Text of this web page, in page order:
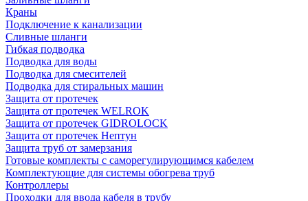
Краны
Подключение к канализации
Сливные шланги
Гибкая подводка
Подводка для воды
Подводка для смесителей
Подводка для стиральных машин
Защита от протечек
Защита от протечек WELROK
Защита от протечек GIDROLOCK
Защита от протечек Нептун
Защита труб от замерзания
Готовые комплекты с саморегулирующимся кабелем
Комплектующие для системы обогрева труб
Контроллеры
Проходки для ввода кабеля в трубу